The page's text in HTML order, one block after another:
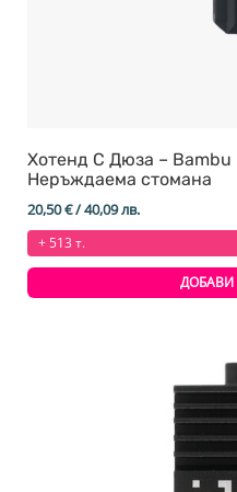
Хотенд С Дюза – Bambu
Неръждаема стомана
20,50€/ 40,09 лв.
+ 513 т.
ДОБАВИ